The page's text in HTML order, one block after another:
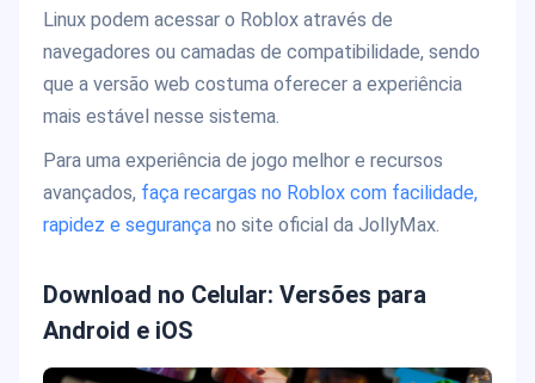
Linux podem acessar o Roblox através de
navegadores ou camadas de compatibilidade, sendo
que a versão web costuma oferecer a experiência
mais estável nesse sistema.
Para uma experiência de jogo melhor e recursos
avançados, faça recargas no Roblox com facilidade,
rapidez e segurança no site oficial da JollyMax.
Download no Celular: Versões para
Android e iOS